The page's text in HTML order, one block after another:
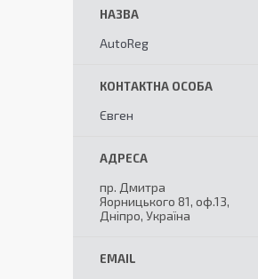
AutoReg
Євген
пр. Дмитра
Яорницького 81, оф.13,
Дніпро, Україна